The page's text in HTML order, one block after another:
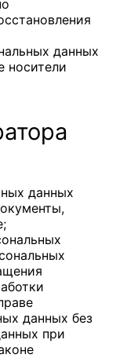
данных
носители
данных
данных без
при